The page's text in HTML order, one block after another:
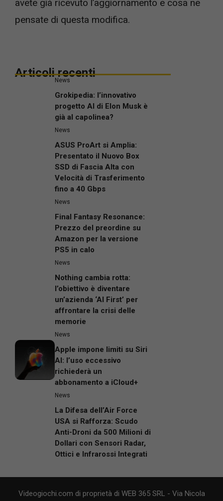
avete già ricevuto l’aggiornamento e cosa ne
pensate di questa modifica.
Articoli recenti
News
Grokipedia: l’innovativo
progetto AI di Elon Musk è
già al capolinea?
News
ASUS ProArt si Amplia:
Presentato il Nuovo Box
SSD di Fascia Alta con
Velocità di Trasferimento
fino a 40 Gbps
News
Final Fantasy Resonance:
Prezzo del preordine su
Amazon per la versione
PS5 in calo
News
Nothing cambia rotta:
l’obiettivo è diventare
un’azienda ‘AI First’ per
affrontare la crisi delle
memorie
News
Apple impone limiti su Siri
AI: l’uso eccessivo
richiederà un
abbonamento a iCloud+
News
La Difesa dell’Air Force
USA si Rafforza: Scudo
Anti-Droni da 500 Milioni di
Dollari con Sensori Radar,
Ottici e Infrarossi Integrati
Videogiochi.com di proprietà di WEB 365 SRL - Via Nicola